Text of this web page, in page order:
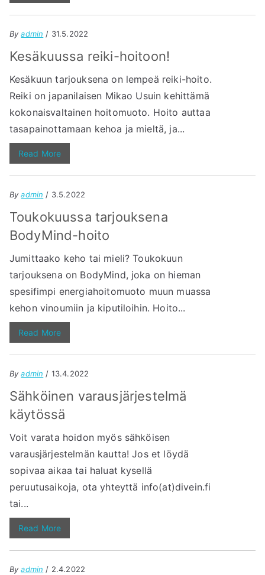
Byadmin / 31.5.2022
Kesäkuussa reiki-hoitoon!
Kesäkuun tarjouksena on lempeä reiki-hoito.
Reiki on japanilaisen Mikao Usuin kehittämä
kokonaisvaltainen hoitomuoto. Hoito auttaa
tasapainottamaan kehoa ja mieltä, ja...
Read More
Byadmin / 3.5.2022
Toukokuussa tarjouksena
BodyMind-hoito
Jumittaako keho tai mieli? Toukokuun
tarjouksena on BodyMind, joka on hieman
spesifimpi energiahoitomuoto muun muassa
kehon vinoumiin ja kiputiloihin. Hoito...
Read More
Byadmin / 13.4.2022
Sähköinen varausjärjestelmä
käytössä
Voit varata hoidon myös sähköisen
varausjärjestelmän kautta! Jos et löydä
sopivaa aikaa tai haluat kysellä
peruutusaikoja, ota yhteyttä info(at)divein.fi
tai...
Read More
Byadmin / 2.4.2022